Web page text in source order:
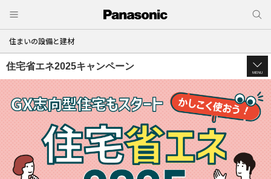
住まいの設備と建材
住宅省エネ2025キャンペーン
MENU